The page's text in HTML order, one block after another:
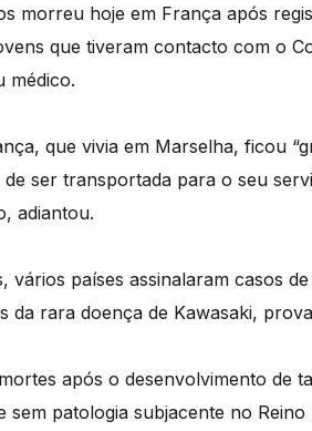
morreu hoje em França após
que tiveram contacto com o
médico.
que vivia em Marselha, ficou
ser transportada para o seu
adiantou.
vários países assinalaram casos
da rara doença de Kawasaki,
após o desenvolvimento de
sem patologia subjacente no